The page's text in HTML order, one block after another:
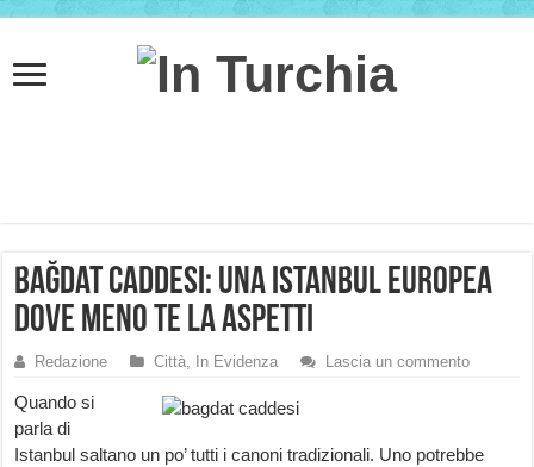
Bağdat Caddesi: una Istanbul europea
dove meno te la aspetti
Redazione Città, In Evidenza Lascia un commento
Quando si
parla di
Istanbul saltano un po’ tutti i canoni tradizionali. Uno potrebbe